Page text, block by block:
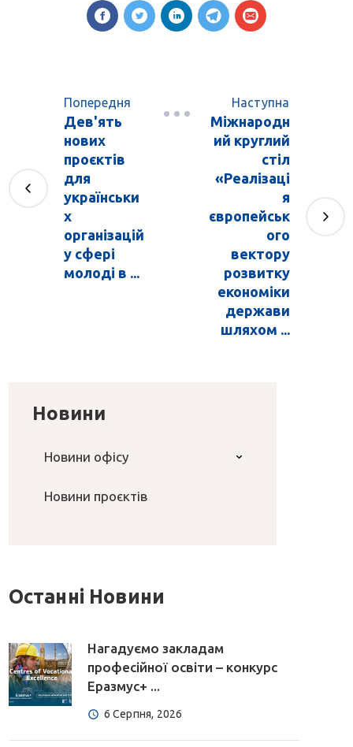
Попередня
Дев'ять
нових
проєктів
для
українськи
х
організацій
у сфері
молоді в ...
Наступна
Міжнародн
ий круглий
стіл
«Реалізаці
я
європейськ
ого
вектору
розвитку
економіки
держави
шляхом ...
Новини
Новини офісу
Новини проєктів
Останні Новини
Нагадуємо закладам
професійної освіти – конкурс
Еразмус+ ...
6 Серпня, 2026